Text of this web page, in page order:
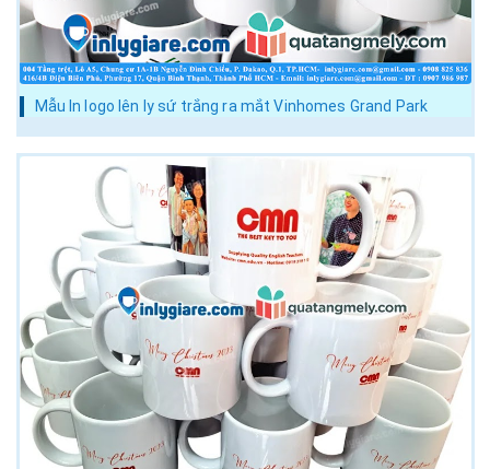
Mẫu In logo lên ly sứ trắng ra mắt Vinhomes Grand Park